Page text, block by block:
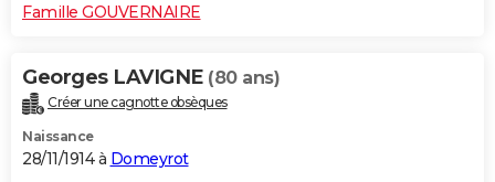
Famille GOUVERNAIRE
Georges LAVIGNE (80 ans)
Créer une cagnotte obsèques
Naissance
28/11/1914 à Domeyrot